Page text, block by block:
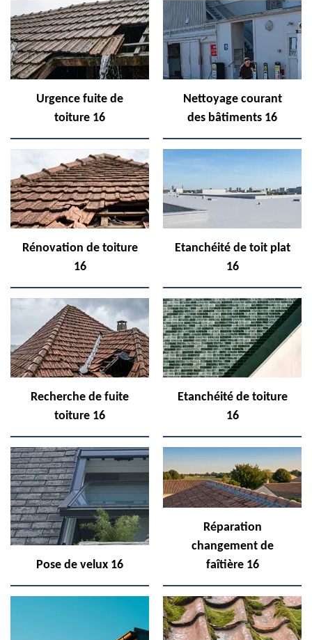
Urgence fuite de
toiture 16
Nettoyage courant
des bâtiments 16
Rénovation de toiture
16
Etanchéité de toit plat
16
Recherche de fuite
toiture 16
Etanchéité de toiture
16
Pose de velux 16
Réparation
changement de
faîtière 16